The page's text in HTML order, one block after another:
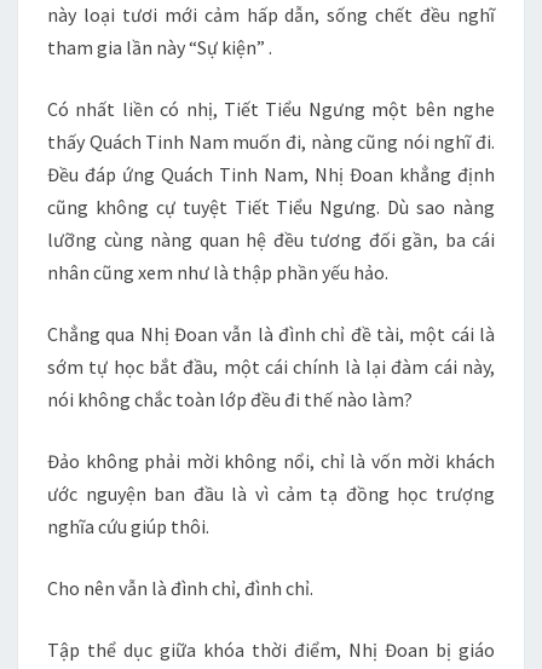
này loại tươi mới cảm hấp dẫn, sống chết đều nghĩ
tham gia lần này “Sự kiện” .
Có nhất liền có nhị, Tiết Tiểu Ngưng một bên nghe
thấy Quách Tinh Nam muốn đi, nàng cũng nói nghĩ đi.
Đều đáp ứng Quách Tinh Nam, Nhị Đoan khẳng định
cũng không cự tuyệt Tiết Tiểu Ngưng. Dù sao nàng
lưỡng cùng nàng quan hệ đều tương đối gần, ba cái
nhân cũng xem như là thập phần yếu hảo.
Chẳng qua Nhị Đoan vẫn là đình chỉ đề tài, một cái là
sớm tự học bắt đầu, một cái chính là lại đàm cái này,
nói không chắc toàn lớp đều đi thế nào làm?
Đảo không phải mời không nổi, chỉ là vốn mời khách
ước nguyện ban đầu là vì cảm tạ đồng học trượng
nghĩa cứu giúp thôi.
Cho nên vẫn là đình chỉ, đình chỉ.
Tập thể dục giữa khóa thời điểm, Nhị Đoan bị giáo